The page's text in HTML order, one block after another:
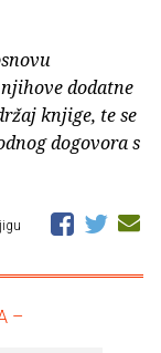
dodatne
knjige, te se
dogovora s
–